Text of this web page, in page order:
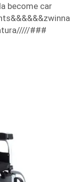
become car
###